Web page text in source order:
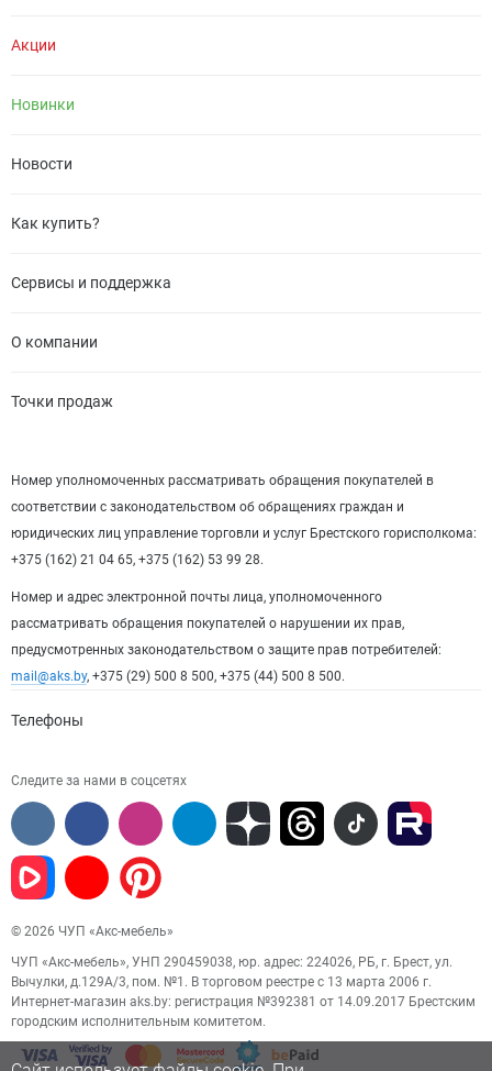
Акции
Новинки
Новости
Как купить?
Сервисы и поддержка
О компании
Точки продаж
Номер уполномоченных рассматривать обращения покупателей в
соответствии с законодательством об обращениях граждан и
юридических лиц управление торговли и услуг Брестского горисполкома:
+375 (162) 21 04 65, +375 (162) 53 99 28.
Номер и адрес электронной почты лица, уполномоченного
рассматривать обращения покупателей о нарушении их прав,
предусмотренных законодательством о защите прав потребителей:
mail@aks.by, +375 (29) 500 8 500, +375 (44) 500 8 500.
Телефоны
Следите за нами в соцсетях
© 2026 ЧУП «Акс-мебель»
ЧУП «Акс-мебель», УНП 290459038, юр. адрес: 224026, РБ, г. Брест, ул.
Вычулки, д.129А/3, пом. №1. В торговом реестре с 13 марта 2006 г.
Интернет-магазин aks.by: регистрация №392381 от 14.09.2017 Брестским
городским исполнительным комитетом.